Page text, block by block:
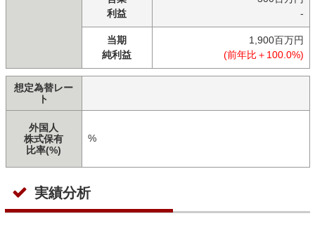
利益
-
当期
純利益
1,900百万円
(前年比＋100.0%)
想定為替レー
ト
外国人
株式保有
比率(%)
%
実績分析